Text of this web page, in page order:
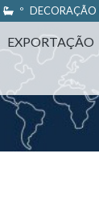
º DECORAÇÃO
EXPORTAÇÃO